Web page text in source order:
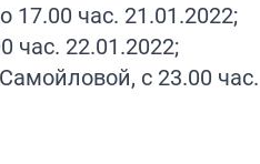
17.00 час. 21.01.2022;
час. 22.01.2022;
с 23.00